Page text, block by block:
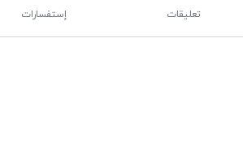
تعليقات إستفسارات